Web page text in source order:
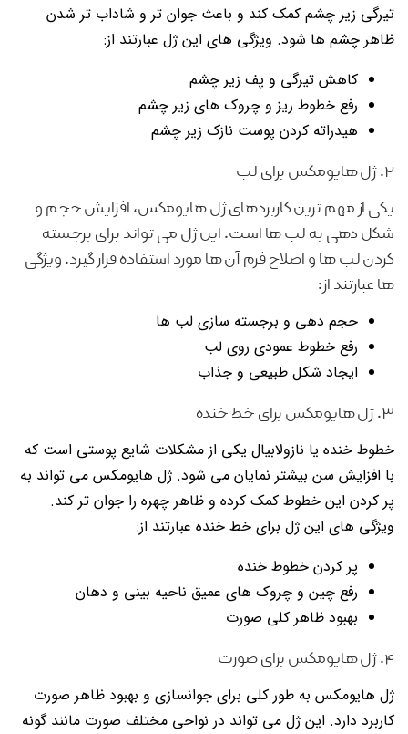
تیرگی زیر چشم کمک کند و باعث جوان تر و شاداب تر شدن
ظاهر چشم ها شود. ویژگی های این ژل عبارتند از:
کاهش تیرگی و پف زیر چشم
رفع خطوط ریز و چروک های زیر چشم
هیدراته کردن پوست نازک زیر چشم
۲. ژل هایومکس برای لب
یکی از مهم ترین کاربردهای ژل هایومکس، افزایش حجم و
شکل دهی به لب ها است. این ژل می تواند برای برجسته
کردن لب ها و اصلاح فرم آن ها مورد استفاده قرار گیرد. ویژگی
ها عبارتند از:
حجم دهی و برجسته سازی لب ها
رفع خطوط عمودی روی لب
ایجاد شکل طبیعی و جذاب
۳. ژل هایومکس برای خط خنده
خطوط خنده یا نازولابیال یکی از مشکلات شایع پوستی است که
با افزایش سن بیشتر نمایان می شود. ژل هایومکس می تواند به
پر کردن این خطوط کمک کرده و ظاهر چهره را جوان تر کند.
ویژگی های این ژل برای خط خنده عبارتند از:
پر کردن خطوط خنده
رفع چین و چروک های عمیق ناحیه بینی و دهان
بهبود ظاهر کلی صورت
۴. ژل هایومکس برای صورت
ژل هایومکس به طور کلی برای جوانسازی و بهبود ظاهر صورت
کاربرد دارد. این ژل می تواند در نواحی مختلف صورت مانند گونه